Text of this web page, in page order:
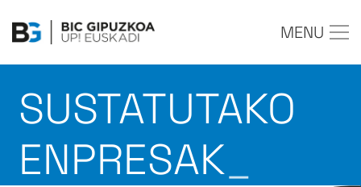
MENU
SUSTATUTAKO
ENPRESAK